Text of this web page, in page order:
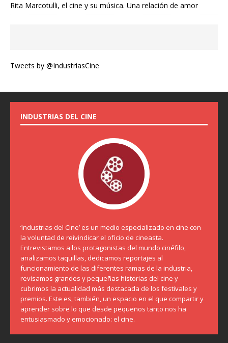
Rita Marcotulli, el cine y su música. Una relación de amor
Tweets by @IndustriasCine
INDUSTRIAS DEL CINE
‘Industrias del Cine’ es un medio especializado en cine con
la voluntad de reivindicar el oficio de cineasta.
Entrevistamos a los protagonistas del mundo cinéfilo,
analizamos taquillas, dedicamos reportajes al
funcionamiento de las diferentes ramas de la industria,
revisamos grandes y pequeñas historias del cine y
cubrimos la actualidad más destacada de los festivales y
premios. Este es, también, un espacio en el que compartir y
aprender sobre lo que desde pequeños tanto nos ha
entusiasmado y emocionado: el cine.